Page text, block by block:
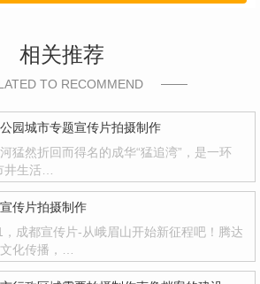
相关推荐
TO RECOMMEND
园城市专题宣传片拍摄制作
猛然折回而得名的成华“猛追湾”，是一环
井生活…
传片拍摄制作
，成都宣传片-从峨眉山开始新征程吧！腾达
化传播，…